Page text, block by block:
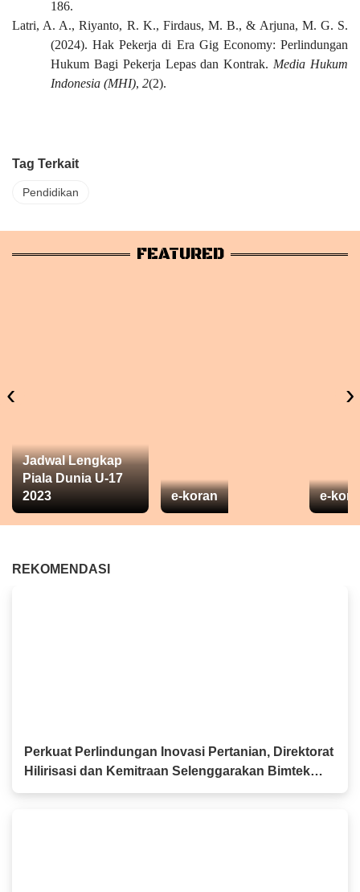
186.
Latri, A. A., Riyanto, R. K., Firdaus, M. B., & Arjuna, M. G. S.
(2024). Hak Pekerja di Era Gig Economy: Perlindungan
Hukum Bagi Pekerja Lepas dan Kontrak. Media Hukum
Indonesia (MHI), 2(2).
Tag Terkait
Pendidikan
FEATURED
Jadwal Lengkap
Piala Dunia U-17
2023
e-koran e-
‹ ›
REKOMENDASI
Perkuat Perlindungan Inovasi Pertanian, Direktorat
Hilirisasi dan Kemitraan Selenggarakan Bimtek
PVT